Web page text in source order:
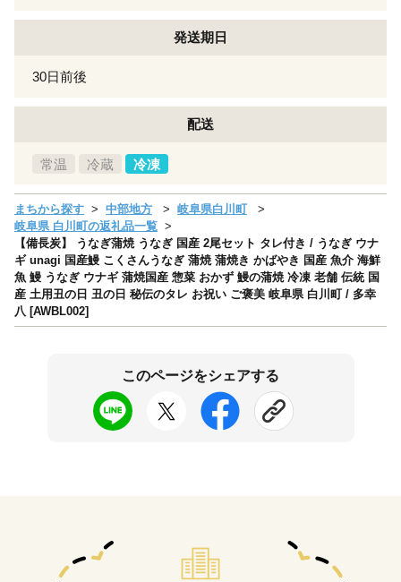
発送期日
30日前後
配送
常温 冷蔵 冷凍
まちから探す 中部地方
岐阜県白川町
岐阜県 白川町の返礼品一覧
【備長炭】 うなぎ蒲焼 うなぎ 国産 2尾セット タレ付き / うなぎ ウナ
ギ unagi 国産鰻 こくさんうなぎ 蒲焼 蒲焼き かばやき 国産 魚介 海鮮
魚 鰻 うなぎ ウナギ 蒲焼国産 惣菜 おかず 鰻の蒲焼 冷凍 老舗 伝統 国
産 土用丑の日 丑の日 秘伝のタレ お祝い ご褒美 岐阜県 白川町 / 多幸
八 [AWBL002]
このページをシェアする